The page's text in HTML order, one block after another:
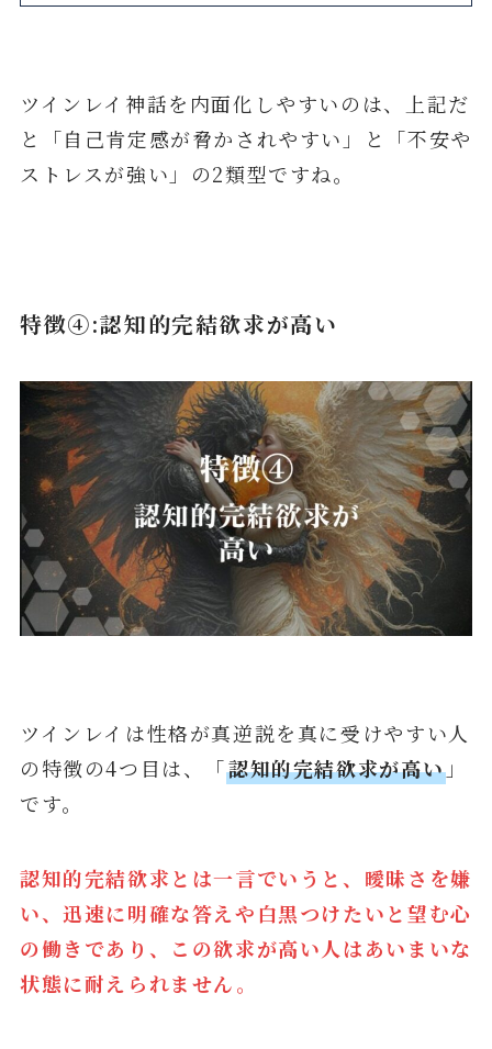
ツインレイ神話を内面化しやすいのは、上記だ
と「自己肯定感が脅かされやすい」と「不安や
ストレスが強い」の2類型ですね。
特徴④:認知的完結欲求が高い
ツインレイは性格が真逆説を真に受けやすい人
の特徴の4つ目は、「認知的完結欲求が高い 」
です。
認知的完結欲求とは一言でいうと、曖昧さを嫌
い、迅速に明確な答えや白黒つけたいと望む心
の働きであり、この欲求が高い人はあいまいな
状態に耐えられません。